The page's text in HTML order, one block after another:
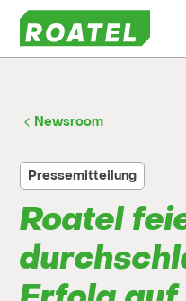
Newsroom
Pressemitteilung
Roatel